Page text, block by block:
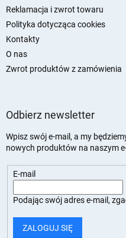
Reklamacja i zwrot towaru
Polityka dotycząca cookies
Kontakty
O nas
Zwrot produktów z zamówienia
Odbierz newsletter
Wpisz swój e-mail, a my
nowych produktów na naszym
E-mail
Podając swój adres e-mail,
ZALOGUJ SIĘ